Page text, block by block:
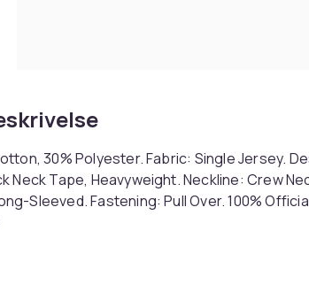
30% Polyester. Fabric: Single Jersey.
Neck Tape, Heavyweight. Neckline: Crew
Sleeved. Fastening: Pull Over. 100%